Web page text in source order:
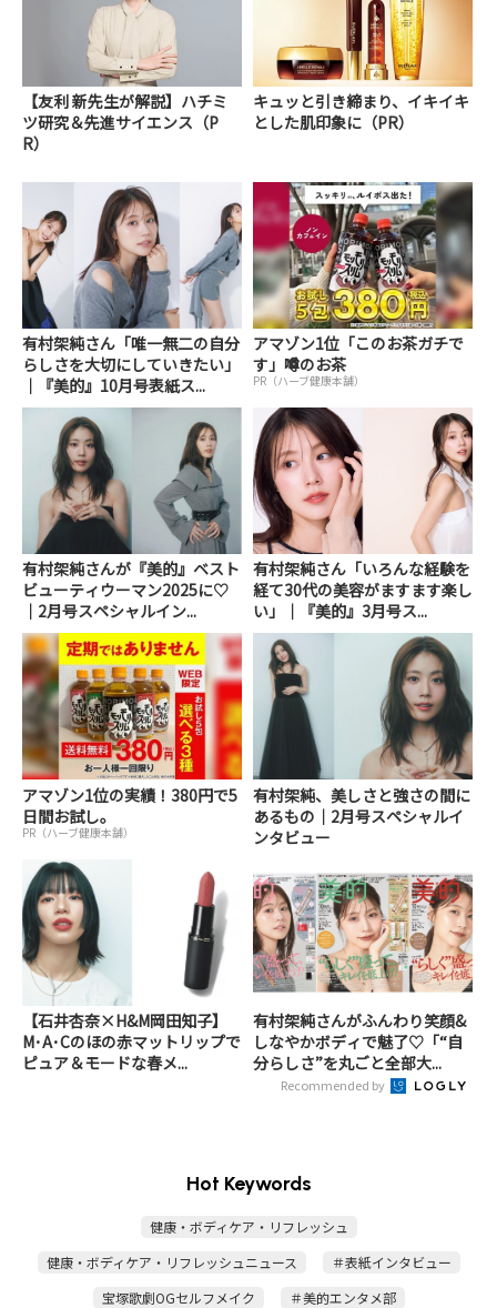
【友利 新先生が解説】ハチミ
ツ研究＆先進サイエンス（P
R）
キュッと引き締まり、イキイキ
とした肌印象に（PR）
有村架純さん「唯一無二の自分
らしさを大切にしていきたい」
｜『美的』10月号表紙ス...
アマゾン1位「このお茶ガチで
す」噂のお茶
PR（ハーブ健康本舗）
有村架純さんが『美的』ベスト
ビューティウーマン2025に♡
｜2月号スペシャルイン...
有村架純さん「いろんな経験を
経て30代の美容がますます楽し
い」｜『美的』3月号ス...
アマゾン1位の実績！380円で5
日間お試し。
PR（ハーブ健康本舗）
有村架純、美しさと強さの間に
あるもの｜2月号スペシャルイ
ンタビュー
【石井杏奈×H&M岡田知子】
M･A･Cのほの赤マットリップで
ピュア＆モードな春メ...
有村架純さんがふんわり笑顔&
しなやかボディで魅了♡「“自
分らしさ”を丸ごと全部大...
Recommended by
Hot Keywords
健康・ボディケア・リフレッシュ
健康・ボディケア・リフレッシュニュース
＃表紙インタビュー
宝塚歌劇OGセルフメイク
＃美的エンタメ部